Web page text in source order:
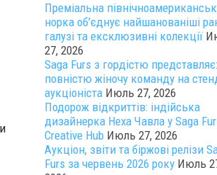
Преміальна
норка об’єднує найшанованіші
галузі та ексклюзивні колекції
27, 2026
Saga Furs з гордістю представляє:
повністю жіночу команду на
аукціоніста Июль 27, 2026
Подорож відкриттів: індійська
дизайнерка Неха Чавла у Saga
Creative Hub Июль 27, 2026
Аукціон, звіти та біржові релізи
Furs за червень 2026 року Июль